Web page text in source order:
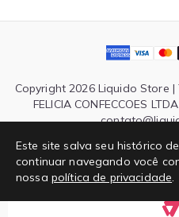
Este site salva seu histórico
continuar navegando você
nossa política de privacidade.
Copyright 2026 Liquido Store
FELICIA CONFECCOES